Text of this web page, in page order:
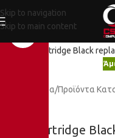
Skip to navigation
Skip to main content
Κλικ για μεγέθυνση
Αρχική σελίδα/Προϊόντα
Toner cartridge